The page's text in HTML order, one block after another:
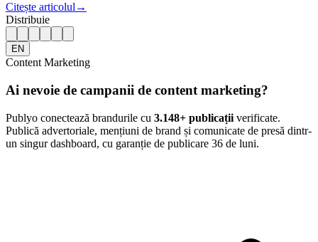
Citește articolul →
Distribuie
EN
Content Marketing
Ai nevoie de campanii de content marketing?
Publyo conectează brandurile cu 3.148+ publicații verificate.
Publică advertoriale, mențiuni de brand și comunicate de presă dintr-
un singur dashboard, cu garanție de publicare 36 de luni.